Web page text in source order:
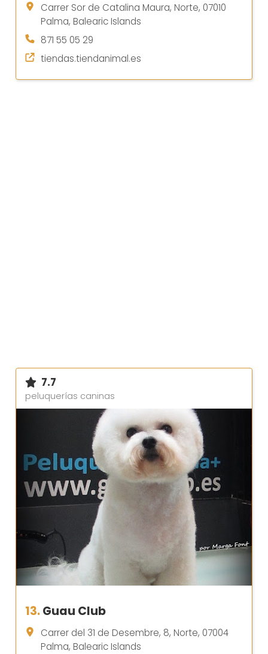
Carrer Sor de Catalina Maura, Norte, 07010
Palma, Balearic Islands
871 55 05 29
tiendas.tiendanimal.es
7.7
peluquerías caninas
13.Guau Club
Carrer del 31 de Desembre, 8, Norte, 07004
Palma, Balearic Islands